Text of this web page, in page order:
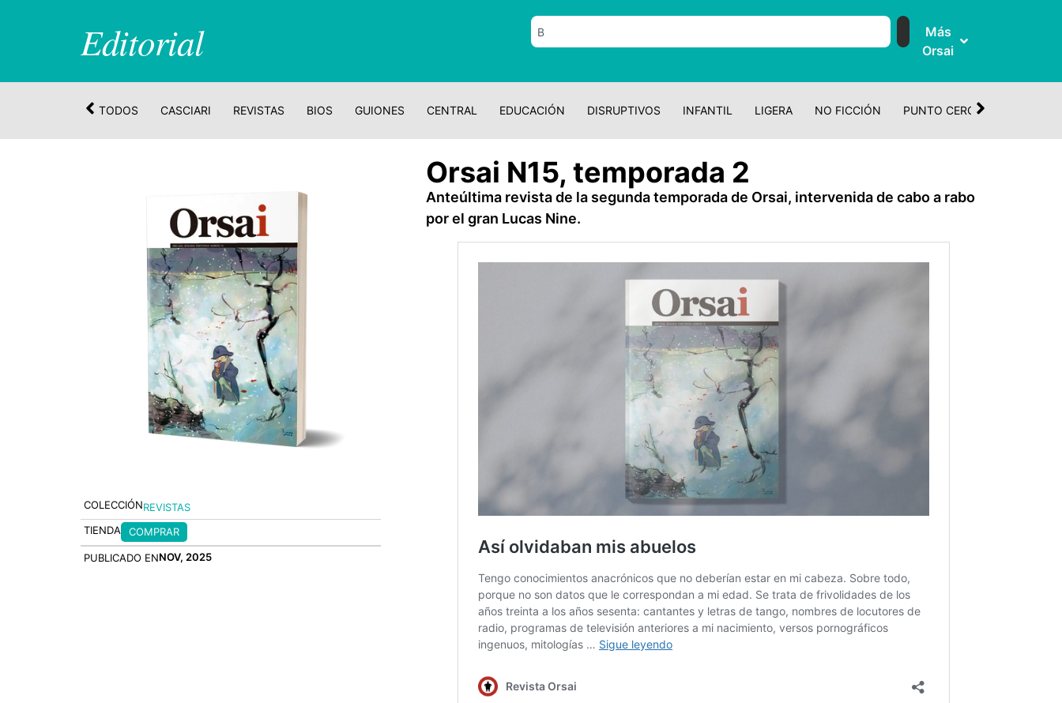
Editorial
Más
Orsai
TODOS CASCIARI REVISTAS BIOS GUIONES CENTRAL EDUCACIÓN DISRUPTIVOS INFANTIL LIGERA NO FICCIÓN PUNTO CERO
COLECCIÓNREVISTAS
TIENDA
COMPRAR
PUBLICADO ENNOV, 2025
Orsai N15, temporada 2
Anteúltima revista de la segunda temporada de Orsai, intervenida de cabo a rabo
por el gran Lucas Nine.